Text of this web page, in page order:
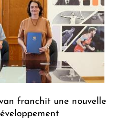
franchit une nouvelle